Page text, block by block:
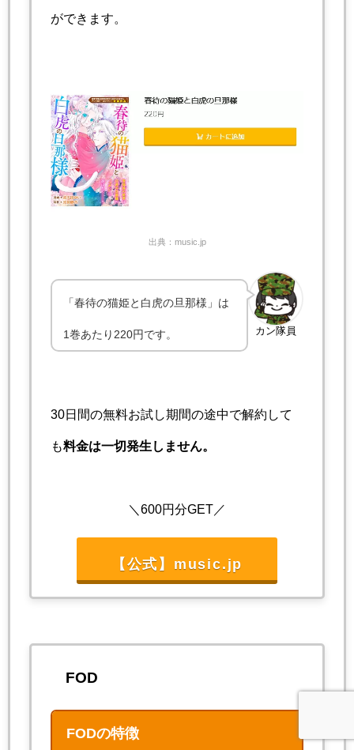
ができます。
出典：music.jp
カン隊員
「春待の猫姫と白虎の旦那様」は
1巻あたり220円です。
30日間の無料お試し期間の途中で解約して
も料金は一切発生しません。
＼600円分GET／
【公式】music.jp
FOD
FODの特徴